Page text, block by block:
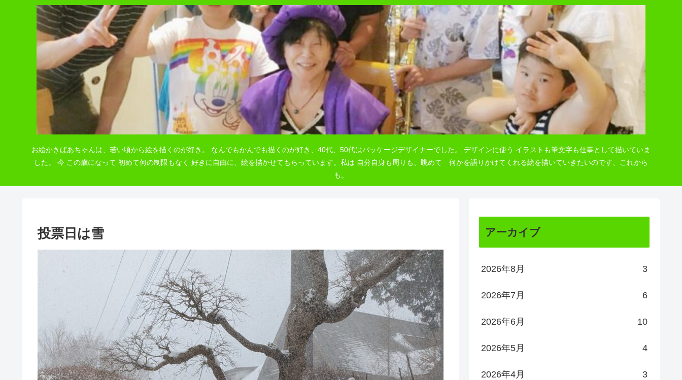
お絵かきばあちゃんは、若い頃から絵を描くのが好き。 なんでもかんでも描くのが好き、40代、50代はパッケージデザイナーでした。 デザインに使う イラストも筆文字も仕事として描いていま
した。 今 この歳になって 初めて何の制限もなく 好きに自由に、絵を描かせてもらっています。私は 自分自身も周りも、眺めて 何かを語りかけてくれる絵を描いていきたいのです、これから
も。
投票日は雪 アーカイブ
2026年8月 3
2026年7月 6
2026年6月 10
2026年5月 4
2026年4月 3